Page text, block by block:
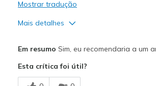
Mostrar tradução
Mais detalhes
Comfortable
Em resumo Sim, eu recomendaria a um
Esta crítica foi útil?